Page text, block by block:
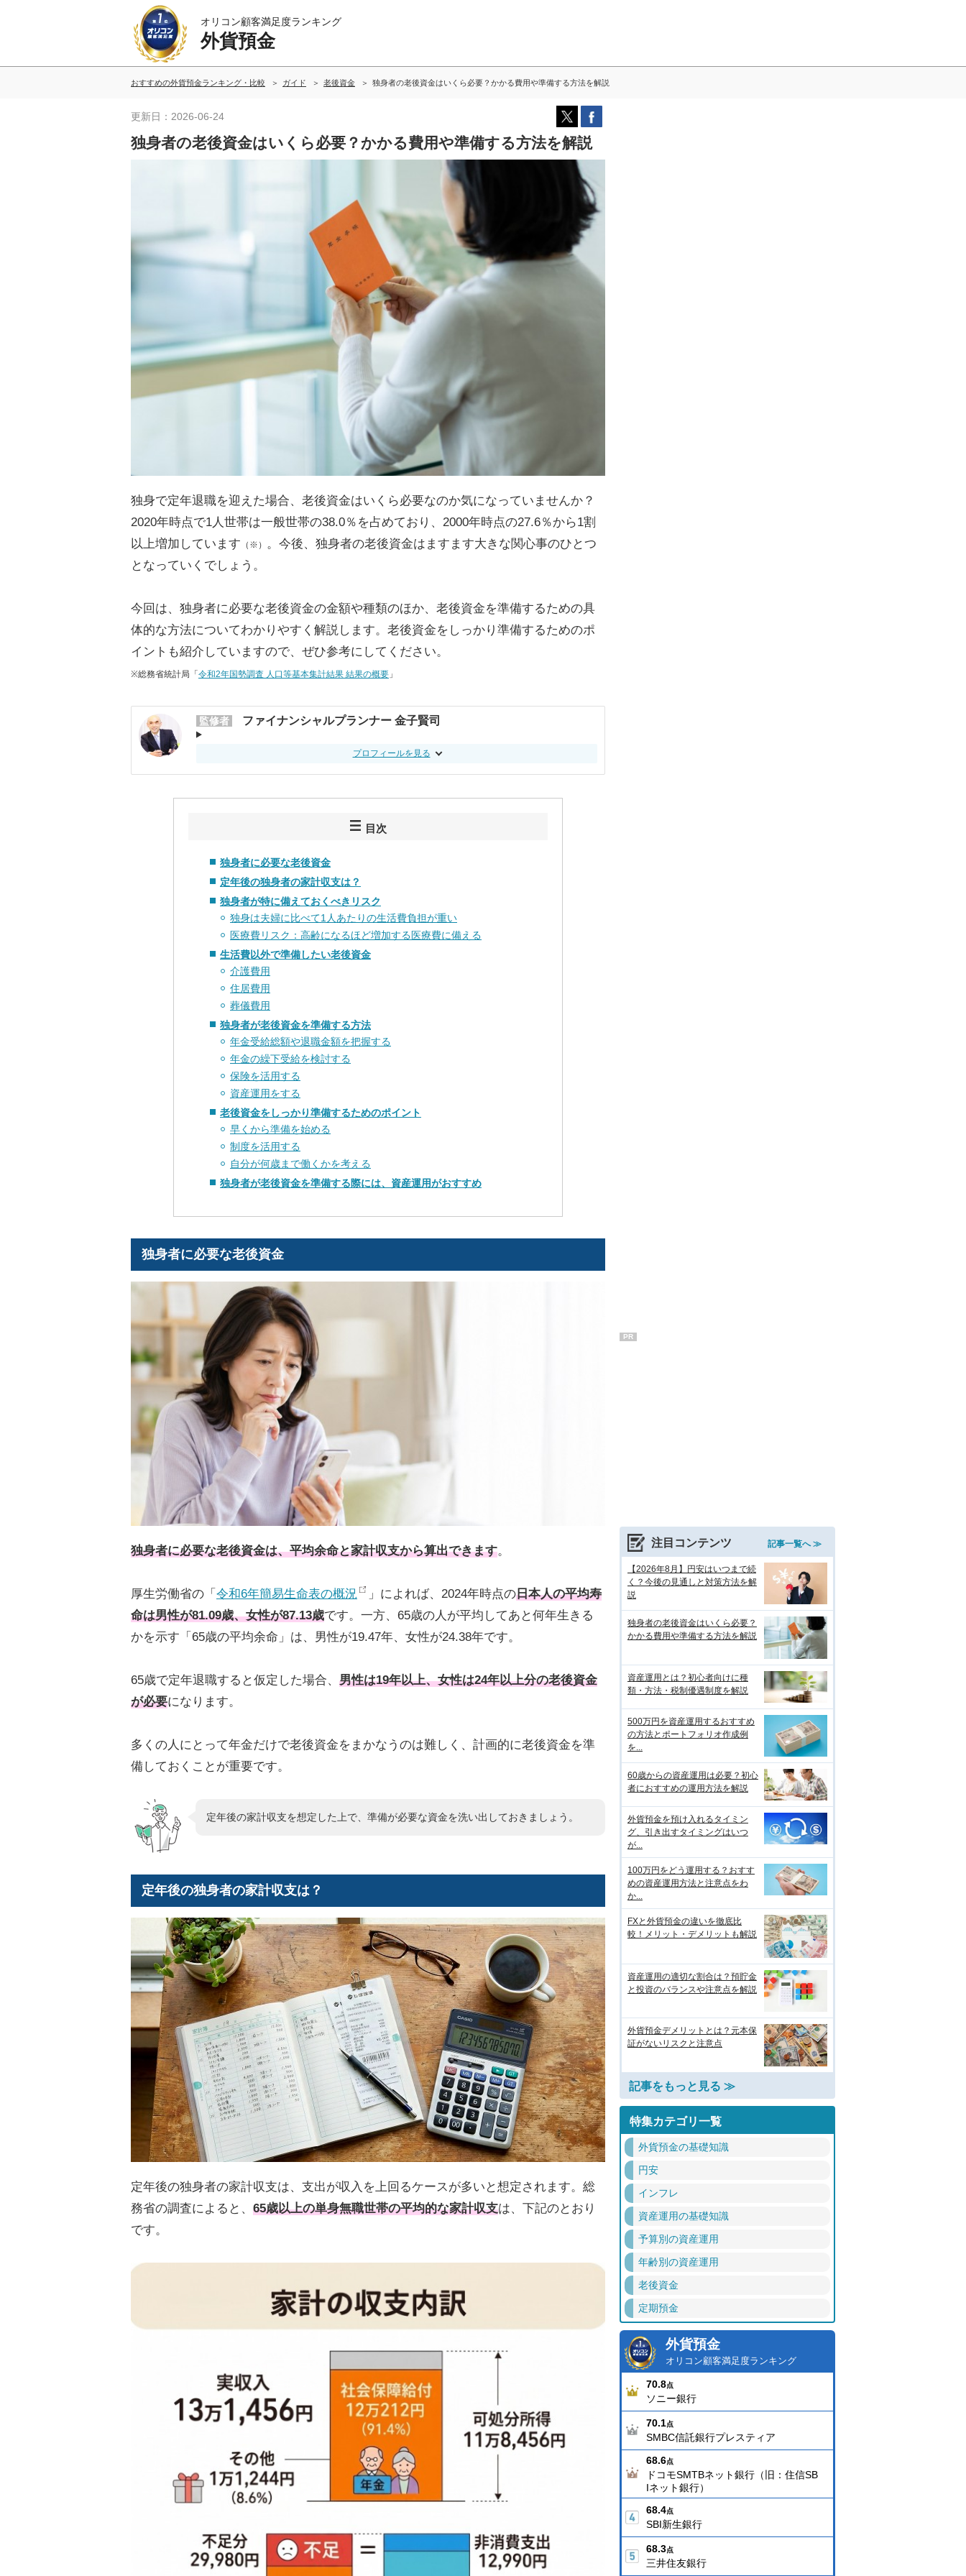
オリコン顧客満足度ランキング
外貨預金
おすすめの外貨預金ランキング・比較 ガイド 老後資金 独身者の老後資金はいくら必要？かかる費用や準備する方法を解説
更新日：2026-06-24
独身者の老後資金はいくら必要？かかる費用や準備する方法を解説
独身で定年退職を迎えた場合、老後資金はいくら必要なのか気になっていませんか？
2020年時点で1人世帯は一般世帯の38.0％を占めており、2000年時点の27.6％から1割
以上増加しています （※）
。今後、独身者の老後資金はますます大きな関心事のひとつ
となっていくでしょう。
今回は、独身者に必要な老後資金の金額や種類のほか、老後資金を準備するための具
体的な方法についてわかりやすく解説します。老後資金をしっかり準備するためのポ
イントも紹介していますので、ぜひ参考にしてください。
※総務省統計局「令和2年国勢調査 人口等基本集計結果 結果の概要 」
監修者 ファイナンシャルプランナー 金子賢司
プロフィールを見る
目次
独身者に必要な老後資金
定年後の独身者の家計収支は？
独身者が特に備えておくべきリスク
独身は夫婦に比べて1人あたりの生活費負担が重い
医療費リスク：高齢になるほど増加する医療費に備える
生活費以外で準備したい老後資金
介護費用
住居費用
葬儀費用
独身者が老後資金を準備する方法
年金受給総額や退職金額を把握する
年金の繰下受給を検討する
保険を活用する
資産運用をする
老後資金をしっかり準備するためのポイント
早くから準備を始める
制度を活用する
自分が何歳まで働くかを考える
独身者が老後資金を準備する際には、資産運用がおすすめ
独身者に必要な老後資金
独身者に必要な老後資金は、平均余命と家計収支から算出できます。
厚生労働省の「 令和6年簡易生命表の概況 」によれば、2024年時点の日本人の平均寿
命は男性が81.09歳、女性が87.13歳です。一方、65歳の人が平均してあと何年生きる
かを示す「65歳の平均余命」は、男性が19.47年、女性が24.38年です。
65歳で定年退職すると仮定した場合、 男性は19年以上、女性は24年以上分の老後資金
が必要になります。
多くの人にとって年金だけで老後資金をまかなうのは難しく、計画的に老後資金を準
備しておくことが重要です。
定年後の家計収支を想定した上で、準備が必要な資金を洗い出しておきましょう。
定年後の独身者の家計収支は？
定年後の独身者の家計収支は、支出が収入を上回るケースが多いと想定されます。総
務省の調査によると、 65歳以上の単身無職世帯の平均的な家計収支は、下記のとおり
です。
PR
注目コンテンツ 記事一覧へ ≫
【2026年8月】円安はいつまで続
く？今後の見通しと対策方法を解
説
独身者の老後資金はいくら必要？
かかる費用や準備する方法を解説
資産運用とは？初心者向けに種
類・方法・税制優遇制度を解説
500万円を資産運用するおすすめ
の方法とポートフォリオ作成例
を...
60歳からの資産運用は必要？初心
者におすすめの運用方法を解説
外貨預金を預け入れるタイミン
グ、引き出すタイミングはいつ
が...
100万円をどう運用する？おすす
めの資産運用方法と注意点をわ
か...
FXと外貨預金の違いを徹底比
較！メリット・デメリットも解説
資産運用の適切な割合は？預貯金
と投資のバランスや注意点を解説
外貨預金デメリットとは？元本保
証がないリスクと注意点
記事をもっと見る ≫
特集カテゴリ一覧
外貨預金の基礎知識
円安
インフレ
資産運用の基礎知識
予算別の資産運用
年齢別の資産運用
老後資金
定期預金
外貨預金
オリコン顧客満足度ランキング
70.8点
ソニー銀行
70.1点
SMBC信託銀行プレスティア
68.6点
ドコモSMTBネット銀行（旧：住信SB
Iネット銀行）
68.4点
SBI新生銀行
68.3点
三井住友銀行